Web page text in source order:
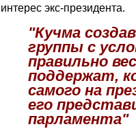
интерес экс-президента.
"Кучма
группы с
правильно
поддержат,
самого на
его
парламента"